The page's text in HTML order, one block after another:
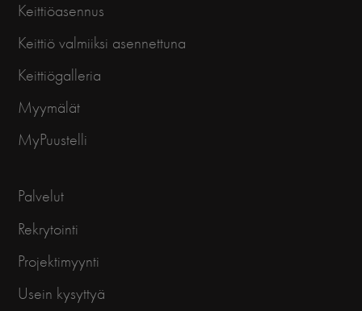
Keittiöasennus
Keittiö valmiiksi asennettuna
Keittiögalleria
Myymälät
MyPuustelli
Palvelut
Rekrytointi
Projektimyynti
Usein kysyttyä